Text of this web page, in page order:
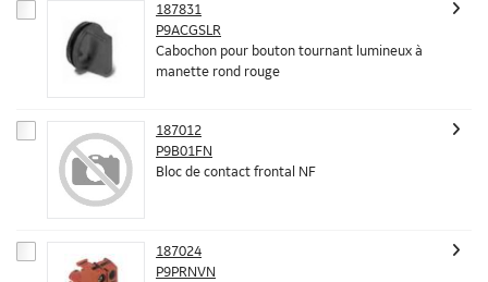
187831
P9ACGSLR
Cabochon pour bouton tournant lumineux à
manette rond rouge
187012
P9B01FN
Bloc de contact frontal NF
187024
P9PRNVN